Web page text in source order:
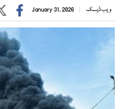
ویب ڈیسک January 31, 2026